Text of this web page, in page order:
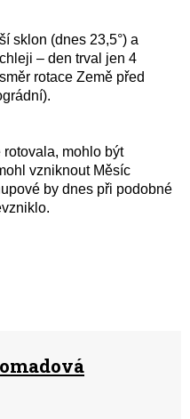
sklon (dnes 23,5°) a
– den trval jen 4
rotace Země před
mohlo být
vzniknout Měsíc
by dnes při podobné